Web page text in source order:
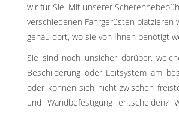
wir für Sie. Mit unserer
verschiedenen Fahrgerüsten platzieren
genau dort, wo sie von Ihnen benötigt
Sie sind noch unsicher darüber,
Beschilderung oder Leitsystem am
oder können sich nicht zwischen
und Wandbefestigung entscheiden?